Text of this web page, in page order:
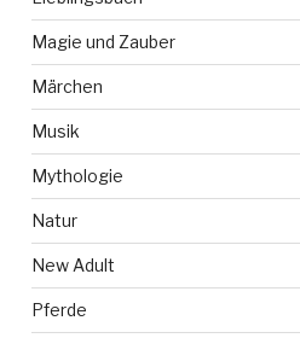
Magie und Zauber
Märchen
Musik
Mythologie
Natur
New Adult
Pferde